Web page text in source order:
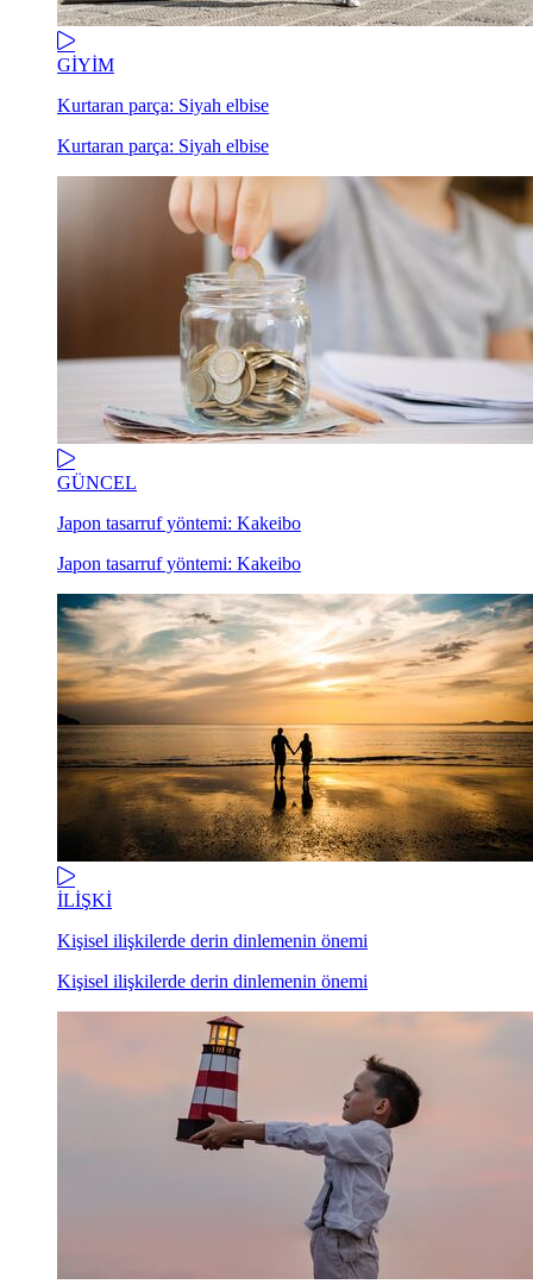
GİYİM
Kurtaran parça: Siyah elbise
Kurtaran parça: Siyah elbise
GÜNCEL
Japon tasarruf yöntemi: Kakeibo
Japon tasarruf yöntemi: Kakeibo
İLİŞKİ
Kişisel ilişkilerde derin dinlemenin önemi
Kişisel ilişkilerde derin dinlemenin önemi